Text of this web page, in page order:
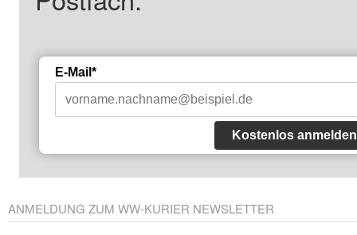
E-Mail*
Kostenlos anmelden
ANMELDUNG ZUM WW-KURIER NEWSLETTER